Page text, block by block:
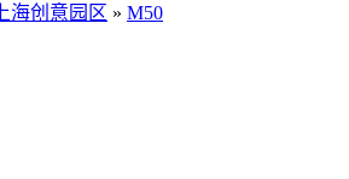
上海创意园区 » M50